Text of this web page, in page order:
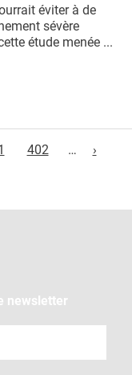
éviter à de
sévère
étude menée ...
402 … ›
newsletter